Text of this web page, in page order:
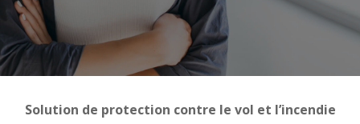
Solution de protection contre le vol et l’incendie